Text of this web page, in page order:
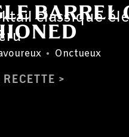
BARREL
classique
• Onctueux